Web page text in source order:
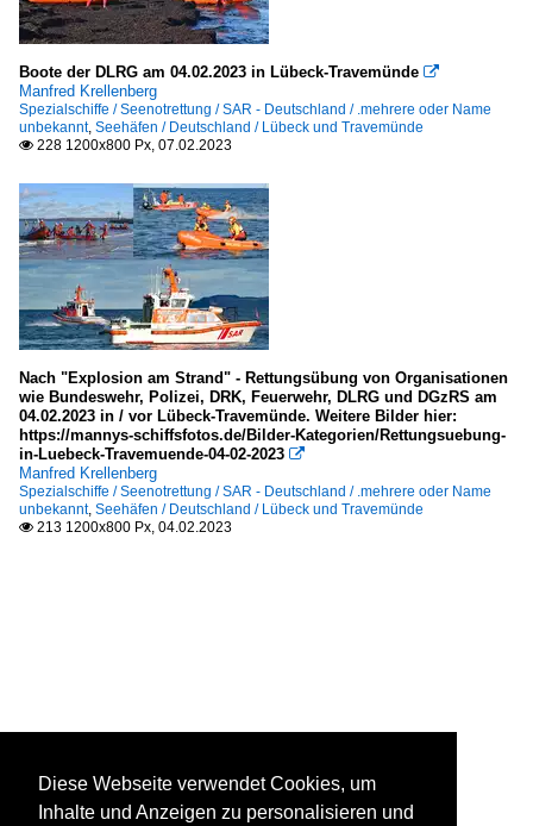
Boote der DLRG am 04.02.2023 in Lübeck-Travemünde 
Manfred Krellenberg
Spezialschiffe / Seenotrettung / SAR - Deutschland / .mehrere oder Name
unbekannt, Seehäfen / Deutschland / Lübeck und Travemünde
 228 1200x800 Px, 07.02.2023
Nach "Explosion am Strand" - Rettungsübung von Organisationen
wie Bundeswehr, Polizei, DRK, Feuerwehr, DLRG und DGzRS am
04.02.2023 in / vor Lübeck-Travemünde. Weitere Bilder hier:
https://mannys-schiffsfotos.de/Bilder-Kategorien/Rettungsuebung-
in-Luebeck-Travemuende-04-02-2023 
Manfred Krellenberg
Spezialschiffe / Seenotrettung / SAR - Deutschland / .mehrere oder Name
unbekannt, Seehäfen / Deutschland / Lübeck und Travemünde
 213 1200x800 Px, 04.02.2023
Diese Webseite verwendet Cookies, um
Inhalte und Anzeigen zu personalisieren und